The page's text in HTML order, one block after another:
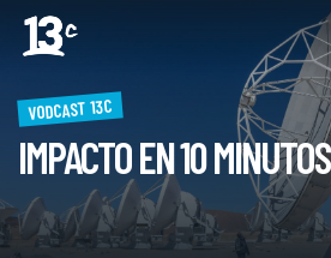
VODCAST 13C
IMPACTO EN 10 MINUTOS